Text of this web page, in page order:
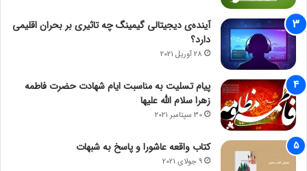
آینده‌ی دیجیتالی گیمینگ چه تاثیری بر بحران اقلیمی
دارد؟
28 آوریل 2021
پیام تسلیت به مناسبت ایام شهادت حضرت فاطمه
زهرا سلام الله علیها
30 سپتامبر 2021
کتاب واقعه عاشورا و پاسخ به شبهات
9 جولای 2021